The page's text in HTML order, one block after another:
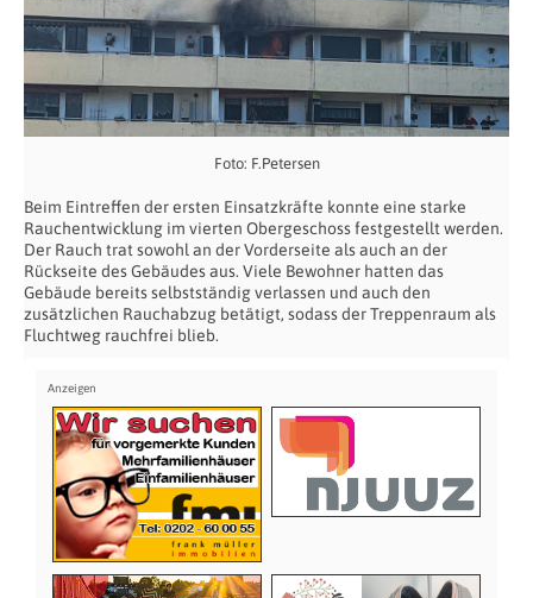
Foto: F.Petersen
Beim Eintreffen der ersten Einsatzkräfte konnte eine starke
Rauchentwicklung im vierten Obergeschoss festgestellt werden.
Der Rauch trat sowohl an der Vorderseite als auch an der
Rückseite des Gebäudes aus. Viele Bewohner hatten das
Gebäude bereits selbstständig verlassen und auch den
zusätzlichen Rauchabzug betätigt, sodass der Treppenraum als
Fluchtweg rauchfrei blieb.